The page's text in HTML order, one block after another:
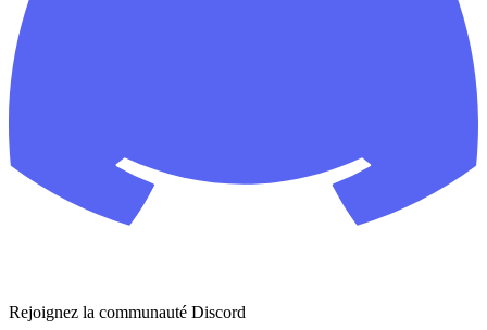
Rejoignez la communauté Discord